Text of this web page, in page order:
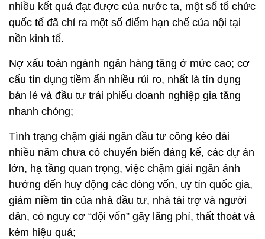
nhiều kết quả đạt được của nước ta, một số tổ chức
quốc tế đã chỉ ra một số điểm hạn chế của nội tại
nền kinh tế.
Nợ xấu toàn ngành ngân hàng tăng ở mức cao; cơ
cấu tín dụng tiềm ẩn nhiều rủi ro, nhất là tín dụng
bán lẻ và đầu tư trái phiếu doanh nghiệp gia tăng
nhanh chóng;
Tình trạng chậm giải ngân đầu tư công kéo dài
nhiều năm chưa có chuyển biến đáng kể, các dự án
lớn, hạ tầng quan trọng, việc chậm giải ngân ảnh
hưởng đến huy động các dòng vốn, uy tín quốc gia,
giảm niềm tin của nhà đầu tư, nhà tài trợ và người
dân, có nguy cơ “đội vốn” gây lãng phí, thất thoát và
kém hiệu quả;